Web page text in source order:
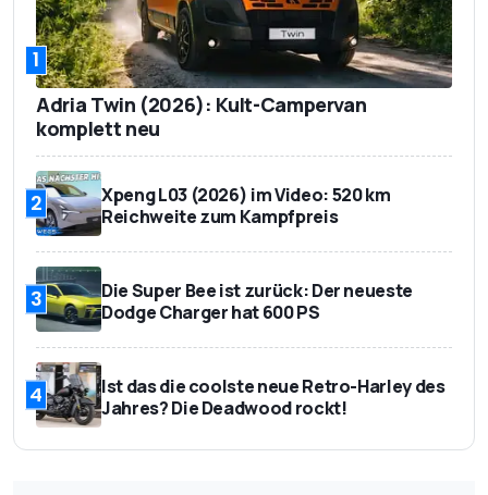
1
Adria Twin (2026): Kult-Campervan
komplett neu
2
Xpeng L03 (2026) im Video: 520 km
Reichweite zum Kampfpreis
3
Die Super Bee ist zurück: Der neueste
Dodge Charger hat 600 PS
4
Ist das die coolste neue Retro-Harley des
Jahres? Die Deadwood rockt!